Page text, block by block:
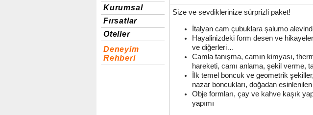
Kurumsal
Fırsatlar
Oteller
Deneyim
Rehberi
Size ve sevdiklerinize sürprizli paket!
İtalyan cam çubuklara şalumo
Hayalinizdeki form desen ve
ve diğerleri…
Camla tanışma, camın kimyası,
hareketi, camı anlama, şekil verme,
İlk temel boncuk ve geometrik
nazar boncukları, doğadan
Obje formları, çay ve kahve kaşık
yapımı